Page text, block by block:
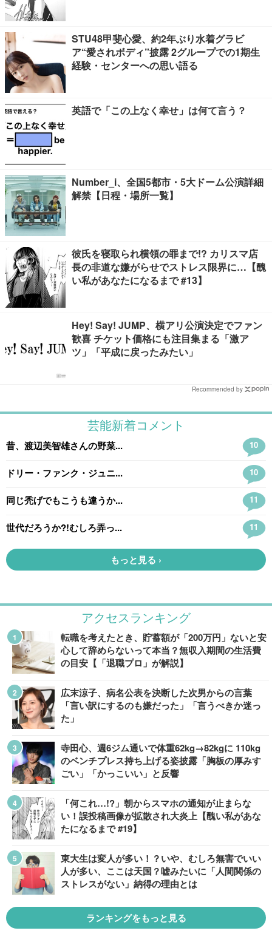
STU48甲斐心愛、約2年ぶり水着グラビ
ア“愛されボディ”披露 2グループでの1期生
経験・センターへの思い語る
英語で「この上なく幸せ」は何て言う？
Number_i、全国5都市・5大ドーム公演詳細
解禁【日程・場所一覧】
彼氏を寝取られ横領の罪まで!? カリスマ店
長の非道な嫌がらせでストレス限界に…【醜
い私があなたになるまで #13】
Hey! Say! JUMP、横アリ公演決定でファン
歓喜 チケット価格にも注目集まる「激ア
ツ」「平成に戻ったみたい」
Recommended by
アクセスランキング
転職を考えたとき、貯蓄額が「200万円」ないと安
心して辞めらないって本当？無収入期間の生活費
の目安【「退職プロ」が解説】
広末涼子、病名公表を決断した次男からの言葉
「言い訳にするのも嫌だった」「言うべきか迷っ
た」
寺田心、週6ジム通いで体重62kg→82kgに 110kg
のベンチプレス持ち上げる姿披露「胸板の厚みす
ごい」「かっこいい」と反響
「何これ…!?」朝からスマホの通知が止まらな
い！誤投稿画像が拡散され大炎上【醜い私があな
たになるまで #19】
東大生は変人が多い！？いや、むしろ無害でいい
人が多い、ここは天国？嘘みたいに「人間関係の
ストレスがない」納得の理由とは
ランキングをもっと見る